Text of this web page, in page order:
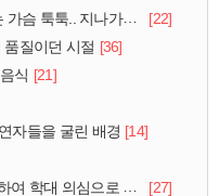
.. 지나가던 아재의 정체
[22]
품질이던 시절 [36]
식 [21]
자들을 굴린 배경 [14]
의심으로 cctv 돌려보니 [27]